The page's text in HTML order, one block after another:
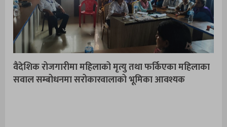
वैदेशिक रोजगारीमा महिलाको मृत्यु तथा फर्किएका महिलाका
सवाल सम्बोधनमा सरोकारवालाको भूमिका आवश्यक